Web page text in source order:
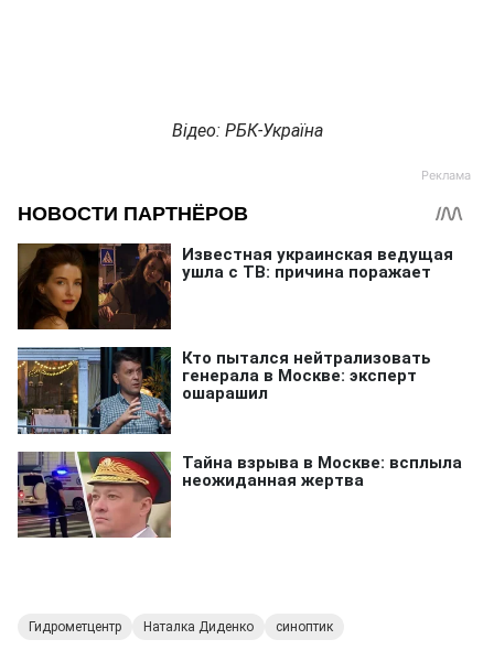
Відео: РБК-Україна
Гидрометцентр Наталка Диденко синоптик